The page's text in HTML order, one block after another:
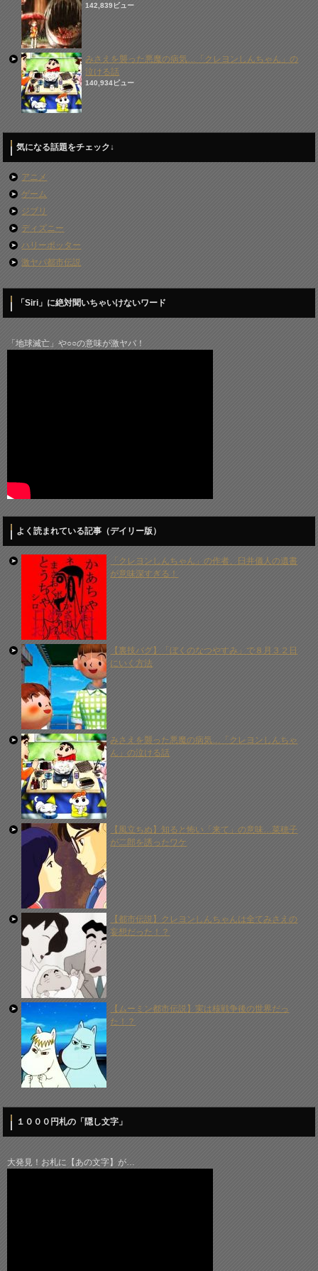
142,839ビュー
みさえを襲った悪魔の病気…「クレヨンしんちゃん」の
泣ける話
140,934ビュー
気になる話題をチェック↓
アニメ
ゲーム
ジブリ
ディズニー
ハリーポッター
激ヤバ都市伝説
「Siri」に絶対聞いちゃいけないワード
「地球滅亡」や○○の意味が激ヤバ！
よく読まれている記事（デイリー版）
「クレヨンしんちゃん」の作者、臼井儀人の遺書
が意味深すぎる！
【裏技バグ】「ぼくのなつやすみ」で８月３２日
にいく方法
みさえを襲った悪魔の病気…「クレヨンしんちゃ
ん」の泣ける話
【風立ちぬ】知ると怖い「来て」の意味…菜穂子
が二郎を誘ったワケ
【都市伝説】クレヨンしんちゃんは全てみさえの
妄想だった！？
【ムーミン都市伝説】実は核戦争後の世界だっ
た！？
１０００円札の「隠し文字」
大発見！お札に【あの文字】が…